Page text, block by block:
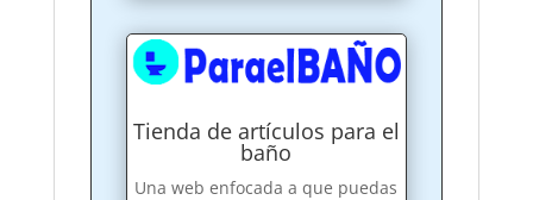
Tienda de artículos para el
baño
Una web enfocada a que puedas